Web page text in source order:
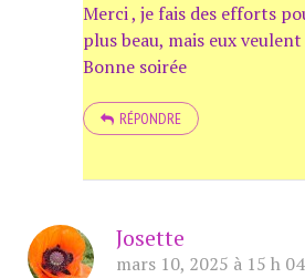
Merci , je fais des efforts
plus beau, mais eux
Bonne soirée
RÉPONDRE
Josette
mars 10, 2025 à 15 h